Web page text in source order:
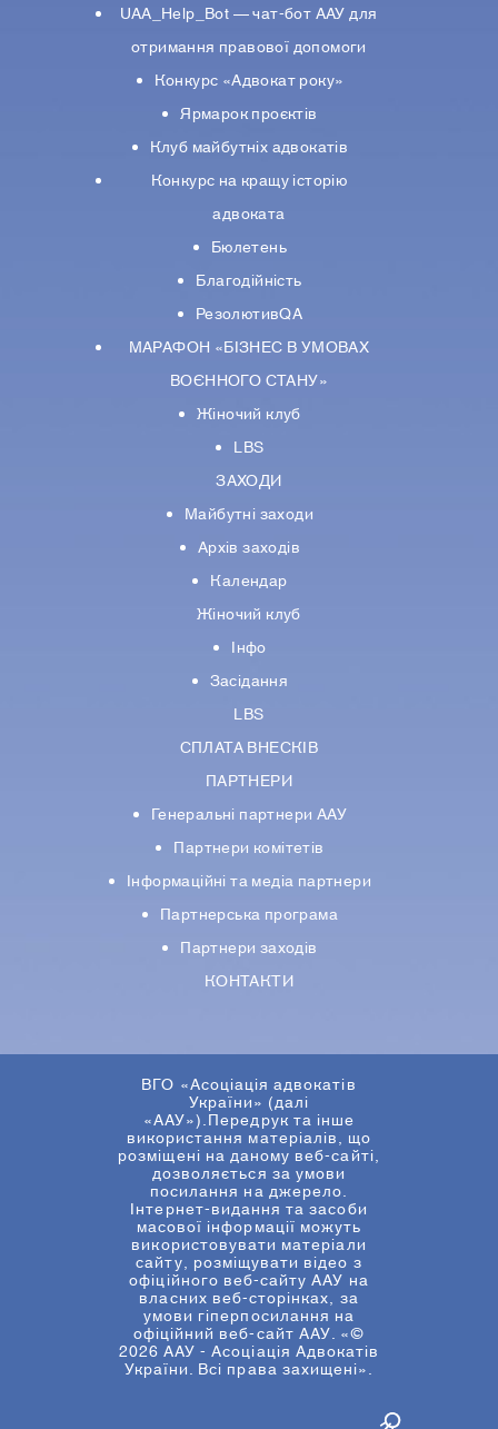
UAA_Help_Bot — чат-бот ААУ для
отримання правової допомоги
Конкурс «Адвокат року»
Ярмарок проєктів
Клуб майбутніх адвокатів
Конкурс на кращу історію
адвоката
Бюлетень
Благодійність
РезолютивQA
МАРАФОН «БІЗНЕС В УМОВАХ
ВОЄННОГО СТАНУ»
Жіночий клуб
LBS
ЗАХОДИ
Майбутні заходи
Архів заходів
Календар
Жіночий клуб
Інфо
Засідання
LBS
СПЛАТА ВНЕСКІВ
ПАРТНЕРИ
Генеральні партнери ААУ
Партнери комiтетiв
Iнформацiйнi та медіа партнери
Партнерська програма
Партнери заходів
КОНТАКТИ
ВГО «Асоціація адвокатів
України» (далі
«ААУ»).Передрук та інше
використання матеріалів, що
розміщені на даному веб-сайті,
дозволяється за умови
посилання на джерело.
Інтернет-видання та засоби
масової інформації можуть
використовувати матеріали
сайту, розміщувати відео з
офіційного веб-сайту ААУ на
власних веб-сторінках, за
умови гіперпосилання на
офіційний веб-сайт ААУ. «©
2026 ААУ - Асоціація Адвокатів
України. Всі права захищені».